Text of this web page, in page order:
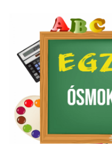
PIERWSZOKLASISTY